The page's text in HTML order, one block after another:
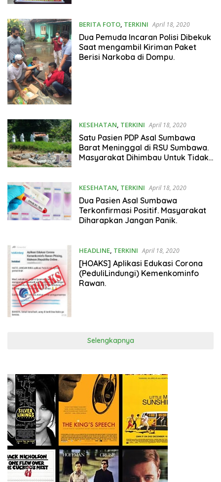
BERITA FOTO, TERKINI April 18, 2020
Dua Pemuda Incaran Polisi Dibekuk
Saat mengambil Kiriman Paket
Berisi Narkoba di Dompu.
KESEHATAN, TERKINI April 18, 2020
Satu Pasien PDP Asal Sumbawa
Barat Meninggal di RSU Sumbawa.
Masyarakat Dihimbau Untuk Tidak
KESEHATAN, TERKINI April 18, 2020
Dua Pasien Asal Sumbawa
Terkonfirmasi Positif. Masyarakat
Diharapkan Jangan Panik.
HEADLINE, TERKINI April 18, 2020
[HOAKS] Aplikasi Edukasi Corona
(PeduliLindungi) Kemenkominfo
Rawan.
Selengkapnya